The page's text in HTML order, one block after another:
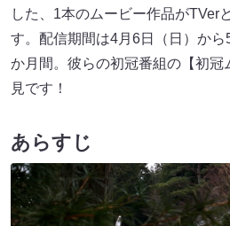
した、1本のムービー作品がTVer
す。配信期間は4月6日（日）か
か月間。彼らの初冠番組の【初冠
見です！
あらすじ